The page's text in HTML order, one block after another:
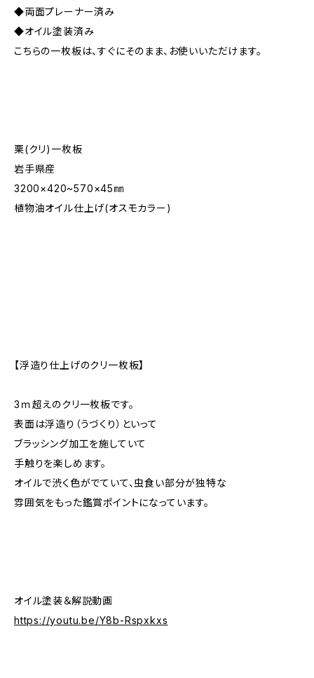
◆両面プレーナー済み
◆オイル塗装済み
こちらの一枚板は、すぐにそのまま、お使いいただけます。
栗(クリ)一枚板
岩手県産
3200×420~570×45㎜
植物油オイル仕上げ(オスモカラー)
【浮造り仕上げのクリ一枚板】
3ｍ超えのクリ一枚板です。
表面は浮造り（うづくり）といって
ブラッシング加工を施していて
手触りを楽しめます。
オイルで渋く色がでていて、虫食い部分が独特な
雰囲気をもった鑑賞ポイントになっています。
オイル塗装＆解説動画
https://youtu.be/Y8b-Rspxkxs